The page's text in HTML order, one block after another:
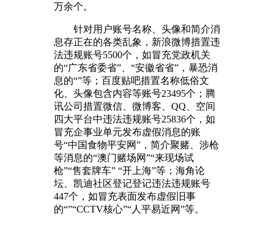
万余个。
针对用户账号名称、头像和简介消
息存正在的各类乱象，新浪微博措置违
法违规账号5500个，如冒充党政机关
的“广东省委省”、“安徽省省”，暴恐消
息的“”等；百度贴吧措置名称低俗文
化、头像包含内容等账号23495个；腾
讯公司措置微信、微博客、QQ、空间
四大平台中违法违规账号25836个，如
冒充企事业单元发布虚假消息的账
号“中国食物平安网”，简介聚赌、涉枪
等消息的“澳门赌场网”“来现场试
枪”“售套牌车” “开上海”等；海角论
坛、凯迪社区登记登记违法违规账号
447个，如冒充表面发布虚假旧事
的“”“CCTV核心”“人平易近网”等。